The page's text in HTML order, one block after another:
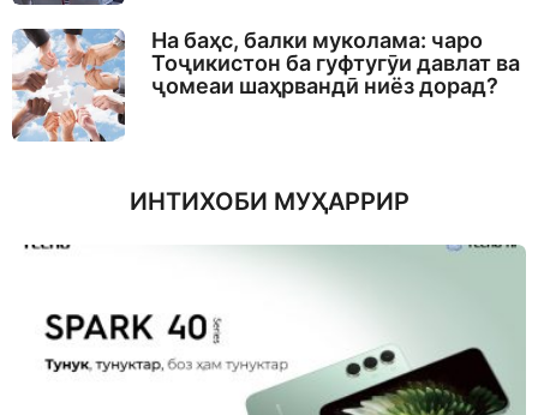
На баҳс, балки муколама: чаро
Тоҷикистон ба гуфтугӯи давлат ва
ҷомеаи шаҳрвандӣ ниёз дорад?
ИНТИХОБИ МУҲАРРИР